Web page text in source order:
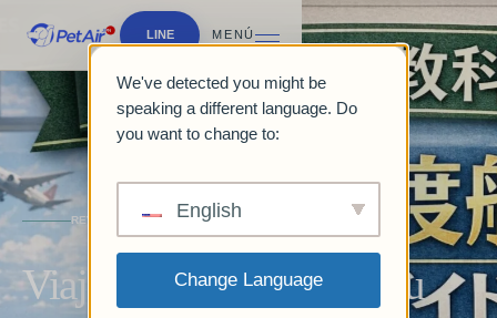
LINE MENÚ
REVISTA Y GUÍAS
Viajar al extranjero con tu
We've detected you might be
speaking a different language. Do
you want to change to:
English
Change Language